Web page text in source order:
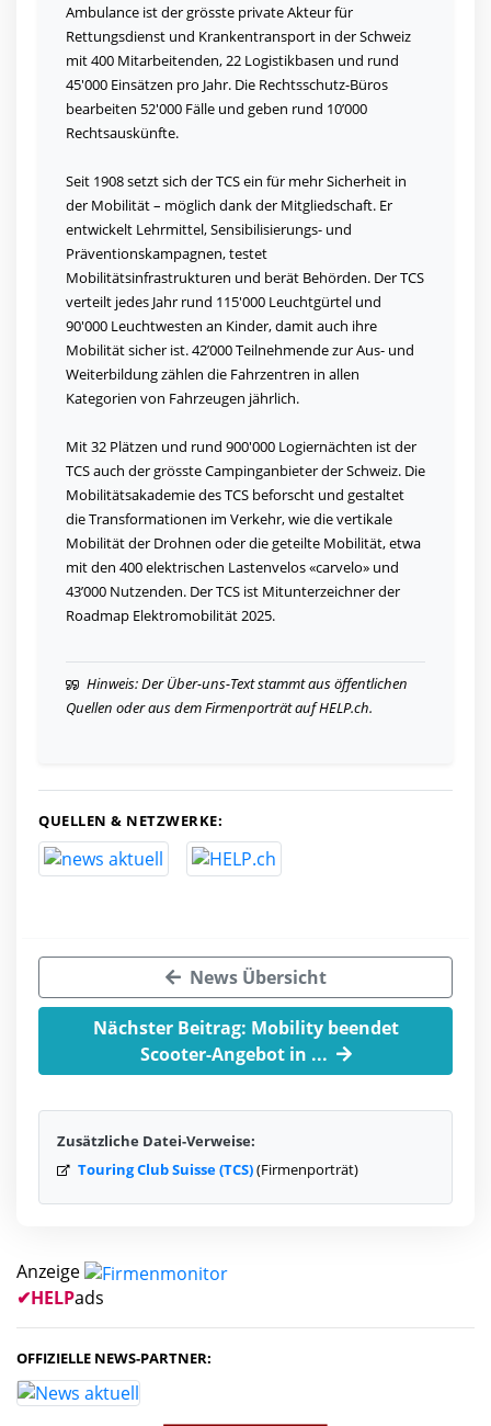
Ambulance ist der grösste private Akteur für
Rettungsdienst und Krankentransport in der Schweiz
mit 400 Mitarbeitenden, 22 Logistikbasen und rund
45'000 Einsätzen pro Jahr. Die Rechtsschutz-Büros
bearbeiten 52'000 Fälle und geben rund 10’000
Rechtsauskünfte.
Seit 1908 setzt sich der TCS ein für mehr Sicherheit in
der Mobilität – möglich dank der Mitgliedschaft. Er
entwickelt Lehrmittel, Sensibilisierungs- und
Präventionskampagnen, testet
Mobilitätsinfrastrukturen und berät Behörden. Der TCS
verteilt jedes Jahr rund 115'000 Leuchtgürtel und
90'000 Leuchtwesten an Kinder, damit auch ihre
Mobilität sicher ist. 42’000 Teilnehmende zur Aus- und
Weiterbildung zählen die Fahrzentren in allen
Kategorien von Fahrzeugen jährlich.
Mit 32 Plätzen und rund 900'000 Logiernächten ist der
TCS auch der grösste Campinganbieter der Schweiz. Die
Mobilitätsakademie des TCS beforscht und gestaltet
die Transformationen im Verkehr, wie die vertikale
Mobilität der Drohnen oder die geteilte Mobilität, etwa
mit den 400 elektrischen Lastenvelos «carvelo» und
43’000 Nutzenden. Der TCS ist Mitunterzeichner der
Roadmap Elektromobilität 2025.
Hinweis: Der Über-uns-Text stammt aus öffentlichen
Quellen oder aus dem Firmenporträt auf HELP.ch.
QUELLEN & NETZWERKE:
News Übersicht
Nächster Beitrag: Mobility beendet
Scooter-Angebot in ...
Zusätzliche Datei-Verweise:
Touring Club Suisse (TCS)(Firmenporträt)
Anzeige
✔HELPads
OFFIZIELLE NEWS-PARTNER: